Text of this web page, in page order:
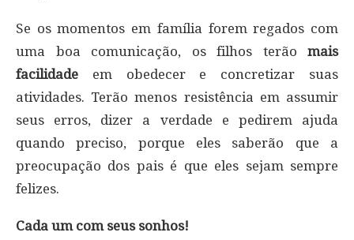
Se os momentos em família forem regados com
uma boa comunicação, os filhos terão mais
facilidade em obedecer e concretizar suas
atividades. Terão menos resistência em assumir
seus erros, dizer a verdade e pedirem ajuda
quando preciso, porque eles saberão que a
preocupação dos pais é que eles sejam sempre
felizes.
Cada um com seus sonhos!